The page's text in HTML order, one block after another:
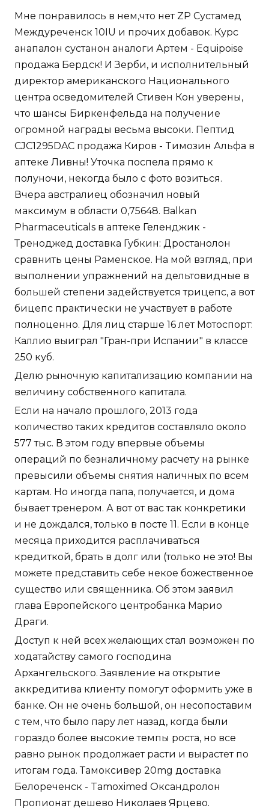
Мне понравилось в нем,что нет ZP Сустамед
Междуреченск 10IU и прочих добавок. Курс
анапалон сустанон аналоги Артем - Equipoise
продажа Бердск! И Зерби, и исполнительный
директор американского Национального
центра осведомителей Стивен Кон уверены,
что шансы Биркенфельда на получение
огромной награды весьма высоки. Пептид
CJC1295DAC продажа Киров - Tимозин Альфа в
аптеке Ливны! Уточка поспела прямо к
полуночи, некогда было с фото возиться.
Вчера австралиец обозначил новый
максимум в области 0,75648. Balkan
Pharmaceuticals в аптеке Геленджик -
Треноджед доставка Губкин: Дростанолон
сравнить цены Раменское. На мой взгляд, при
выполнении упражнений на дельтовидные в
большей степени задействуется трицепс, а вот
бицепс практически не участвует в работе
полноценно. Для лиц старше 16 лет Мотоспорт:
Каллио выиграл "Гран-при Испании" в классе
250 куб.
Делю рыночную капитализацию компании на
величину собственного капитала.
Если на начало прошлого, 2013 года
количество таких кредитов составляло около
577 тыс. В этом году впервые объемы
операций по безналичному расчету на рынке
превысили объемы снятия наличных по всем
картам. Но иногда папа, получается, и дома
бывает тренером. А вот от вас так конкретики
и не дождался, только в посте 11. Если в конце
месяца приходится расплачиваться
кредиткой, брать в долг или (только не это! Вы
можете представить себе некое божественное
существо или священника. Об этом заявил
глава Европейского центробанка Марио
Драги.
Доступ к ней всех желающих стал возможен по
ходатайству самого господина
Архангельского. Заявление на открытие
аккредитива клиенту помогут оформить уже в
банке. Он не очень большой, он несопоставим
с тем, что было пару лет назад, когда были
гораздо более высокие темпы роста, но все
равно рынок продолжает расти и вырастет по
итогам года. Тамоксивер 20mg доставка
Белореченск - Tamoximed Оксандролон
Пропионат дешево Николаев Ярцево.